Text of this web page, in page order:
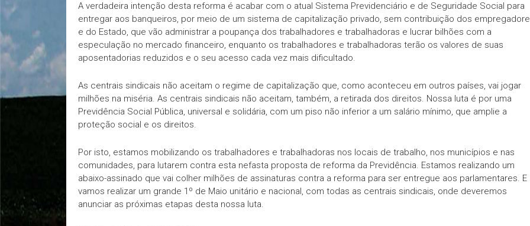
A verdadeira intenção desta reforma é acabar com o atual Sistema Previdenciário e de Seguridade Social para
entregar aos banqueiros, por meio de um sistema de capitalização privado, sem contribuição dos
e do Estado, que vão administrar a poupança dos trabalhadores e trabalhadoras e lucrar bilhões com a
especulação no mercado financeiro, enquanto os trabalhadores e trabalhadoras terão os valores de suas
aposentadorias reduzidos e o seu acesso cada vez mais dificultado.
As centrais sindicais não aceitam o regime de capitalização que, como aconteceu em outros países, vai jogar
milhões na miséria. As centrais sindicais não aceitam, também, a retirada dos direitos. Nossa luta é por uma
Previdência Social Pública, universal e solidária, com um piso não inferior a um salário mínimo, que amplie a
proteção social e os direitos.
Por isto, estamos mobilizando os trabalhadores e trabalhadoras nos locais de trabalho, nos municípios e nas
comunidades, para lutarem contra esta nefasta proposta de reforma da Previdência. Estamos realizando um
abaixo-assinado que vai colher milhões de assinaturas contra a reforma para ser entregue aos parlamentares. E
vamos realizar um grande 1º de Maio unitário e nacional, com todas as centrais sindicais, onde deveremos
anunciar as próximas etapas desta nossa luta.